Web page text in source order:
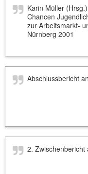
Karin Müller
Chancen
zur Arbeitsmarkt-
Nürnberg 2001
Abschlussbericht
2. Zwischenbericht